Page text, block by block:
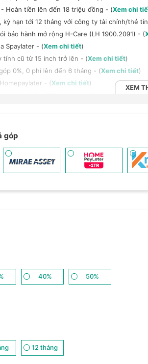
Hoàn tiền lên đến 18 triệu đồng - (Xem chi
kỳ hạn tới 12 tháng với công ty tài chính/thẻ
bảo hành mở rộng H-Care (LH 1900.2091) - (
Spaylater - (Xem chi tiết)
tính cũ từ 15 inch trở lên - (Xem chi tiết)
0%, 0 phí lên đến 6 tháng - (Xem chi tiết)
- (Xem chi tiết)
XEM
góp
40% 50%
12 tháng